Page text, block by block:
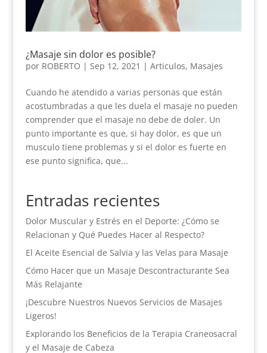
¿Masaje sin dolor es posible?
por ROBERTO | Sep 12, 2021 | Articulos, Masajes
Cuando he atendido a varias personas que están
acostumbradas a que les duela el masaje no pueden
comprender que el masaje no debe de doler. Un
punto importante es que, si hay dolor, es que un
musculo tiene problemas y si el dolor es fuerte en
ese punto significa, que...
Entradas recientes
Dolor Muscular y Estrés en el Deporte: ¿Cómo se
Relacionan y Qué Puedes Hacer al Respecto?
El Aceite Esencial de Salvia y las Velas para Masaje
Cómo Hacer que un Masaje Descontracturante Sea
Más Relajante
¡Descubre Nuestros Nuevos Servicios de Masajes
Ligeros!
Explorando los Beneficios de la Terapia Craneosacral
y el Masaje de Cabeza